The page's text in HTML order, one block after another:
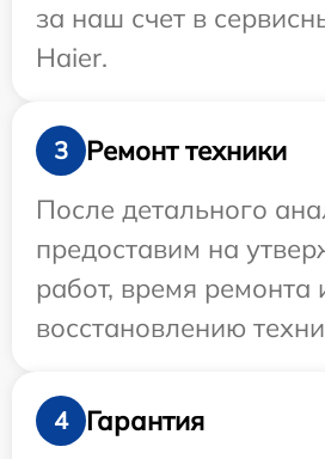
за наш счет в
Haier.
3
Ремонт техники
После детального
предоставим на
работ, время ремонта
восстановлению
4
Гарантия